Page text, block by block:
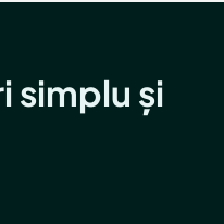
simplu și